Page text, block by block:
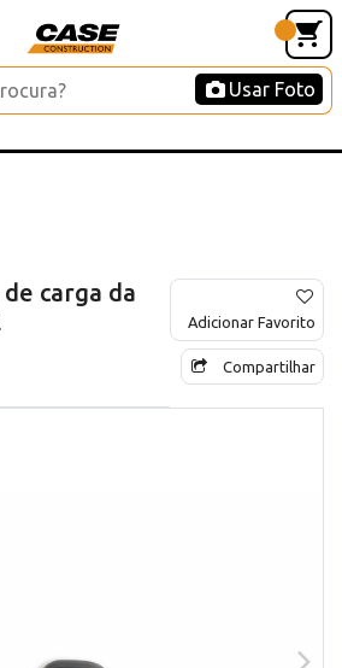
Usar Foto
carga da
Adicionar Favorito
Compartilhar